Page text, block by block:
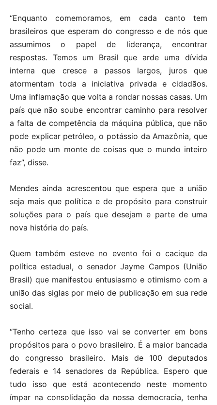
“Enquanto comemoramos, em cada canto tem
brasileiros que esperam do congresso e de nós que
assumimos o papel de liderança, encontrar
respostas. Temos um Brasil que arde uma dívida
interna que cresce a passos largos, juros que
atormentam toda a iniciativa privada e cidadãos.
Uma inflamação que volta a rondar nossas casas. Um
país que não soube encontrar caminho para resolver
a falta de competência da máquina pública, que não
pode explicar petróleo, o potássio da Amazônia, que
não pode um monte de coisas que o mundo inteiro
faz”, disse.
Mendes ainda acrescentou que espera que a união
seja mais que política e de propósito para construir
soluções para o país que desejam e parte de uma
nova história do país.
Quem também esteve no evento foi o cacique da
política estadual, o senador Jayme Campos (União
Brasil) que manifestou entusiasmo e otimismo com a
união das siglas por meio de publicação em sua rede
social.
“Tenho certeza que isso vai se converter em bons
propósitos para o povo brasileiro. É a maior bancada
do congresso brasileiro. Mais de 100 deputados
federais e 14 senadores da República. Espero que
tudo isso que está acontecendo neste momento
ímpar na consolidação da nossa democracia, tenha